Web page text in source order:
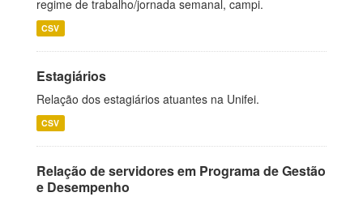
regime de trabalho/jornada semanal, campi.
CSV
Estagiários
Relação dos estagiários atuantes na Unifei.
CSV
Relação de servidores em Programa de Gestão
e Desempenho